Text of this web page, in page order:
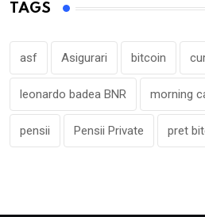
TAGS
asf Asigurari bitcoin
leonardo badea BNR morning
pensii Pensii Private pret